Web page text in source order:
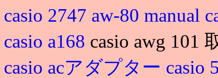
casio 2747 aw-80 manual
casio a168 casio awg 101
casio acアダプター casio